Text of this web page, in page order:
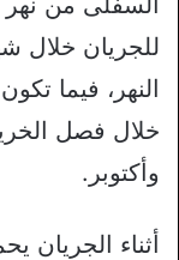
للجريان خلال
النهر، فيما
خلال فصل
وأكتوبر.
أثناء الجريان